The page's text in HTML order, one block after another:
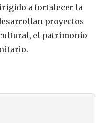
a fortalecer la
proyectos
el patrimonio